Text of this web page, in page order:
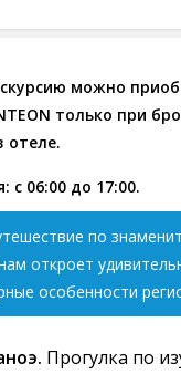
можно
только при
отеле.
с 06:00 до 17:00.
по
откроет
особенности
Прогулка по